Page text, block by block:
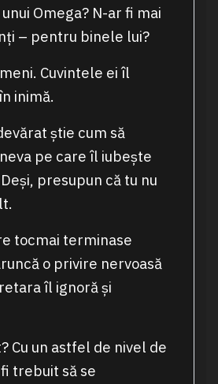
Omega? N-ar fi mai
– pentru binele lui?
Cuvintele ei îl
inimă.
știe cum să
pe care îl iubește
presupun că tu nu
tocmai terminase
o privire nervoasă
îl ignoră și
Cu un astfel de nivel de
trebuit să se